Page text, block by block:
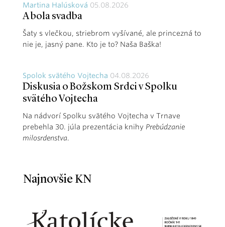
Martina Halúsková 05.08.2026
A bola svadba
Šaty s vlečkou, striebrom vyšívané, ale princezná to
nie je, jasný pane. Kto je to? Naša Baška!
Spolok svätého Vojtecha 04.08.2026
Diskusia o Božskom Srdci v Spolku
svätého Vojtecha
Na nádvorí Spolku svätého Vojtecha v Trnave
prebehla 30. júla prezentácia knihy Prebúdzanie
milosrdenstva.
Najnovšie KN